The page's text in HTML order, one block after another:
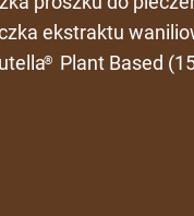
ekstraktu
® Plant Based